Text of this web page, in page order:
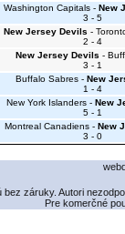
Washington Capitals - New
3 - 5
New Jersey Devils -
2 - 4
New Jersey Devils -
3 - 1
Buffalo Sabres - New
1 - 4
New York Islanders - New
5 - 1
Montreal Canadiens - New
3 - 0
bez záruky. Autori
Pre komerčné